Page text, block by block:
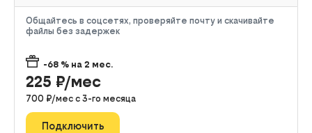
Общайтесь в соцсетях, проверяйте почту и скачивайте
файлы без задержек
-68 % на 2 мес.
225 ₽/мес
700 ₽/мес с 3-го месяца
Подключить